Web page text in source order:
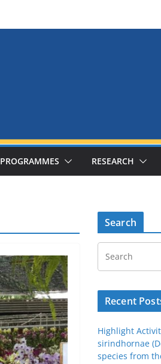
PROGRAMMES RESEARCH
Search
Recent
Highlight
sirindhornae
species from